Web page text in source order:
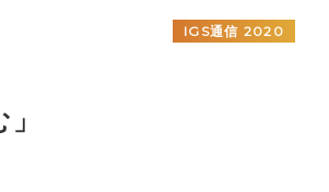
IGS通信 2020